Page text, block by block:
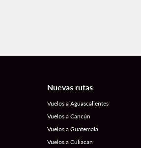
Nuevas rutas
Vuelos a Aguascalientes
Vuelos a Cancún
Vuelos a Guatemala
Vuelos a Culiacan